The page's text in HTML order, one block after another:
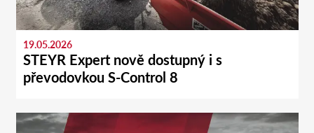
19.05.2026
STEYR Expert nově dostupný i s
převodovkou S-Control 8